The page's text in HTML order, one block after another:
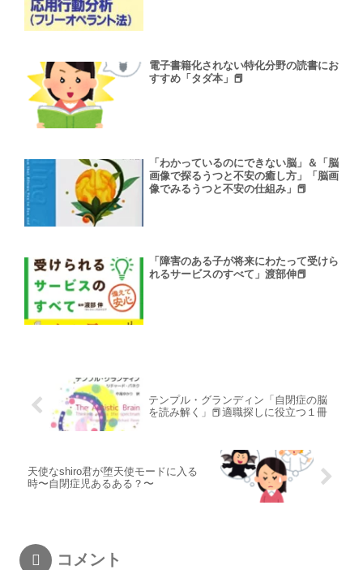
電子書籍化されない特化分野の読書にお
すすめ「タダ本」📕
「わかっているのにできない脳」＆「脳
画像で探るうつと不安の癒し方」「脳画
像でみるうつと不安の仕組み」📕
「障害のある子が将来にわたって受けら
れるサービスのすべて」渡部伸📕
テンプル・グランディン「自閉症の脳
を読み解く」📕適職探しに役立つ１冊
天使なshiro君が堕天使モードに入る
時〜自閉症児あるある？〜
コメント